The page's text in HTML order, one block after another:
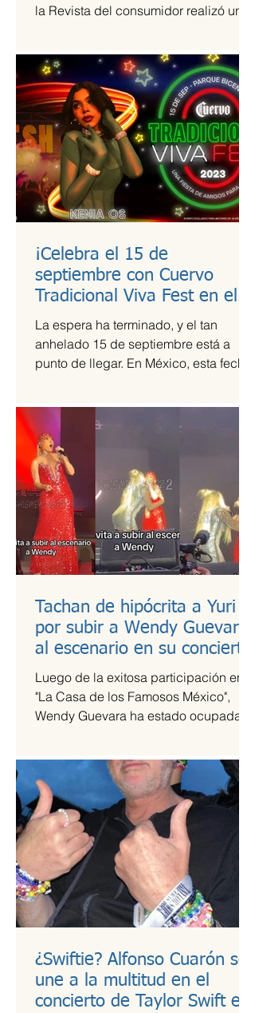
la Revista del consumidor realizó un
¡Celebra el 15 de
septiembre con Cuervo
Tradicional Viva Fest en el
Parque Bicentenario!
La espera ha terminado, y el tan
anhelado 15 de septiembre está a
punto de llegar. En México, esta fecha
Tachan de hipócrita a Yuri
por subir a Wendy Guevara
al escenario en su concierto
Luego de la exitosa participación en
"La Casa de los Famosos México",
Wendy Guevara ha estado ocupada
¿Swiftie? Alfonso Cuarón se
une a la multitud en el
concierto de Taylor Swift en